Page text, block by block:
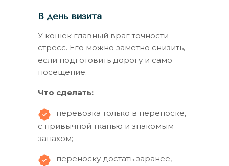
В день визита
У кошек главный враг точности —
стресс. Его можно заметно снизить,
если подготовить дорогу и само
посещение.
Что сделать:
перевозка только в переноске,
с привычной тканью и знакомым
запахом;
переноску достать заранее,